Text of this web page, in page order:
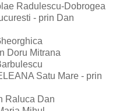
Radulescu-Dobrogea
- prin Dan
Doru Mitrana
Satu Mare - prin
Raluca Dan